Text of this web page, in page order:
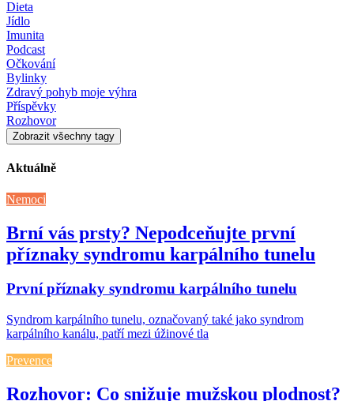
Dieta
Jídlo
Imunita
Podcast
Očkování
Bylinky
Zdravý pohyb moje výhra
Příspěvky
Rozhovor
Zobrazit všechny tagy
Aktuálně
Nemoci
Brní vás prsty? Nepodceňujte první
příznaky syndromu karpálního tunelu
První příznaky syndromu karpálního tunelu
Syndrom karpálního tunelu, označovaný také jako syndrom
karpálního kanálu, patří mezi úžinové tla
Prevence
Rozhovor: Co snižuje mužskou plodnost?